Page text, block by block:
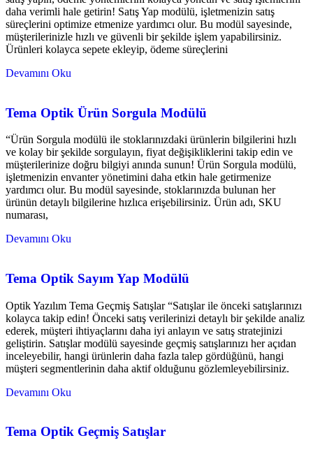
daha verimli hale getirin! Satış Yap modülü, işletmenizin satış
süreçlerini optimize etmenize yardımcı olur. Bu modül sayesinde,
müşterilerinizle hızlı ve güvenli bir şekilde işlem yapabilirsiniz.
Ürünleri kolayca sepete ekleyip, ödeme süreçlerini
Devamını Oku
Tema Optik Ürün Sorgula Modülü
“Ürün Sorgula modülü ile stoklarınızdaki ürünlerin bilgilerini hızlı
ve kolay bir şekilde sorgulayın, fiyat değişikliklerini takip edin ve
müşterilerinize doğru bilgiyi anında sunun! Ürün Sorgula modülü,
işletmenizin envanter yönetimini daha etkin hale getirmenize
yardımcı olur. Bu modül sayesinde, stoklarınızda bulunan her
ürünün detaylı bilgilerine hızlıca erişebilirsiniz. Ürün adı, SKU
numarası,
Devamını Oku
Tema Optik Sayım Yap Modülü
Optik Yazılım Tema Geçmiş Satışlar “Satışlar ile önceki satışlarınızı
kolayca takip edin! Önceki satış verilerinizi detaylı bir şekilde analiz
ederek, müşteri ihtiyaçlarını daha iyi anlayın ve satış stratejinizi
geliştirin. Satışlar modülü sayesinde geçmiş satışlarınızı her açıdan
inceleyebilir, hangi ürünlerin daha fazla talep gördüğünü, hangi
müşteri segmentlerinin daha aktif olduğunu gözlemleyebilirsiniz.
Devamını Oku
Tema Optik Geçmiş Satışlar